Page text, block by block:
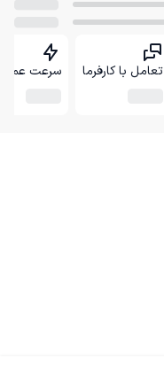
تعامل با کارفرما سرعت عمل